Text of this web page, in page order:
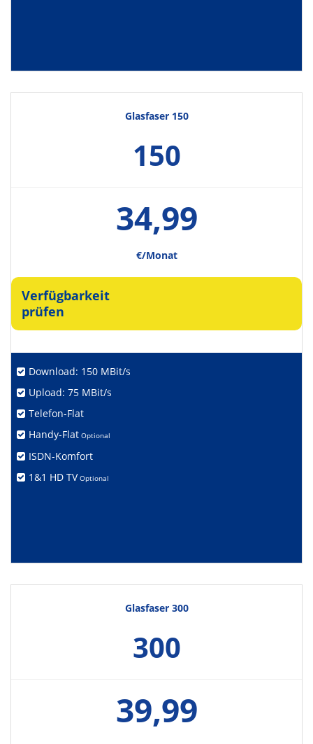
Glasfaser 150
150
34,99
€/Monat
Verfügbarkeit
prüfen
Download: 150 MBit/s
Upload: 75 MBit/s
Telefon-Flat
Handy-Flat Optional
ISDN-Komfort
1&1 HD TV Optional
Glasfaser 300
300
39,99